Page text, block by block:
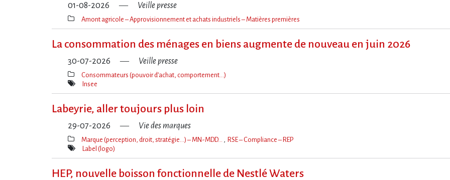
01-08-2026 Veille presse
Thèmes(s)
Amont agricole – Approvisionnement et achats industriels – Matières premières
La consommation des ménages en biens augmente de nouveau en juin 2026
30-07-2026 Veille presse
Thèmes(s)
Consommateurs (pouvoir d’achat, comportement…)
Mot(s)-
Insee
Labeyrie, aller toujours plus loin
29-07-2026 Vie des marques
Thèmes(s)
Marque (perception, droit, stratégie…) – MN-MDD… RSE – Compliance – REP
Mot(s)-
Label (logo)
HEP, nouvelle boisson fonctionnelle de Nestlé Waters